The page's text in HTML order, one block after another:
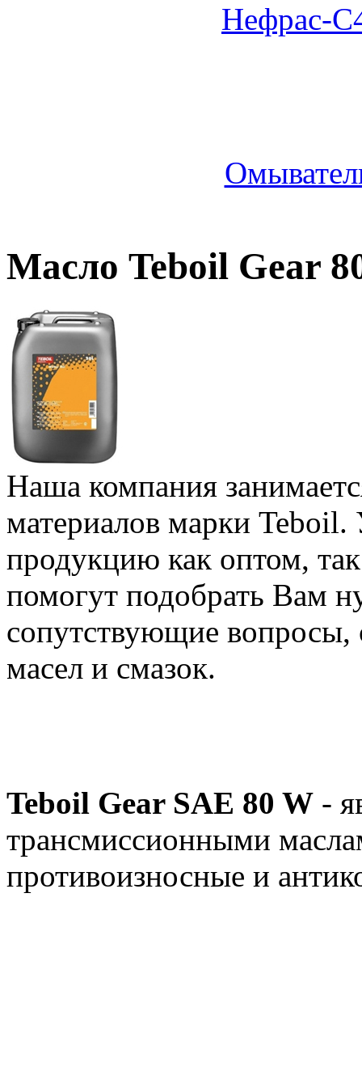
Нефрас-
Масло Teboil Gear
Наша компания
материалов марки
продукцию как оптом,
помогут подобрать Вам
сопутствующие вопросы,
масел и смазок.
Teboil Gear SAE 80 W -
трансмиссионными
противоизносные и